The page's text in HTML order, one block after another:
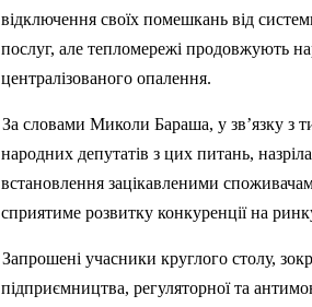
відключення своїх помешкань від
послуг, але тепломережі продовжують
централізованого опалення.
За словами Миколи Бараша, у зв’язку з
народних депутатів з цих питань,
встановлення зацікавленими
сприятиме розвитку конкуренції на
Запрошені учасники круглого столу,
підприємництва, регуляторної та